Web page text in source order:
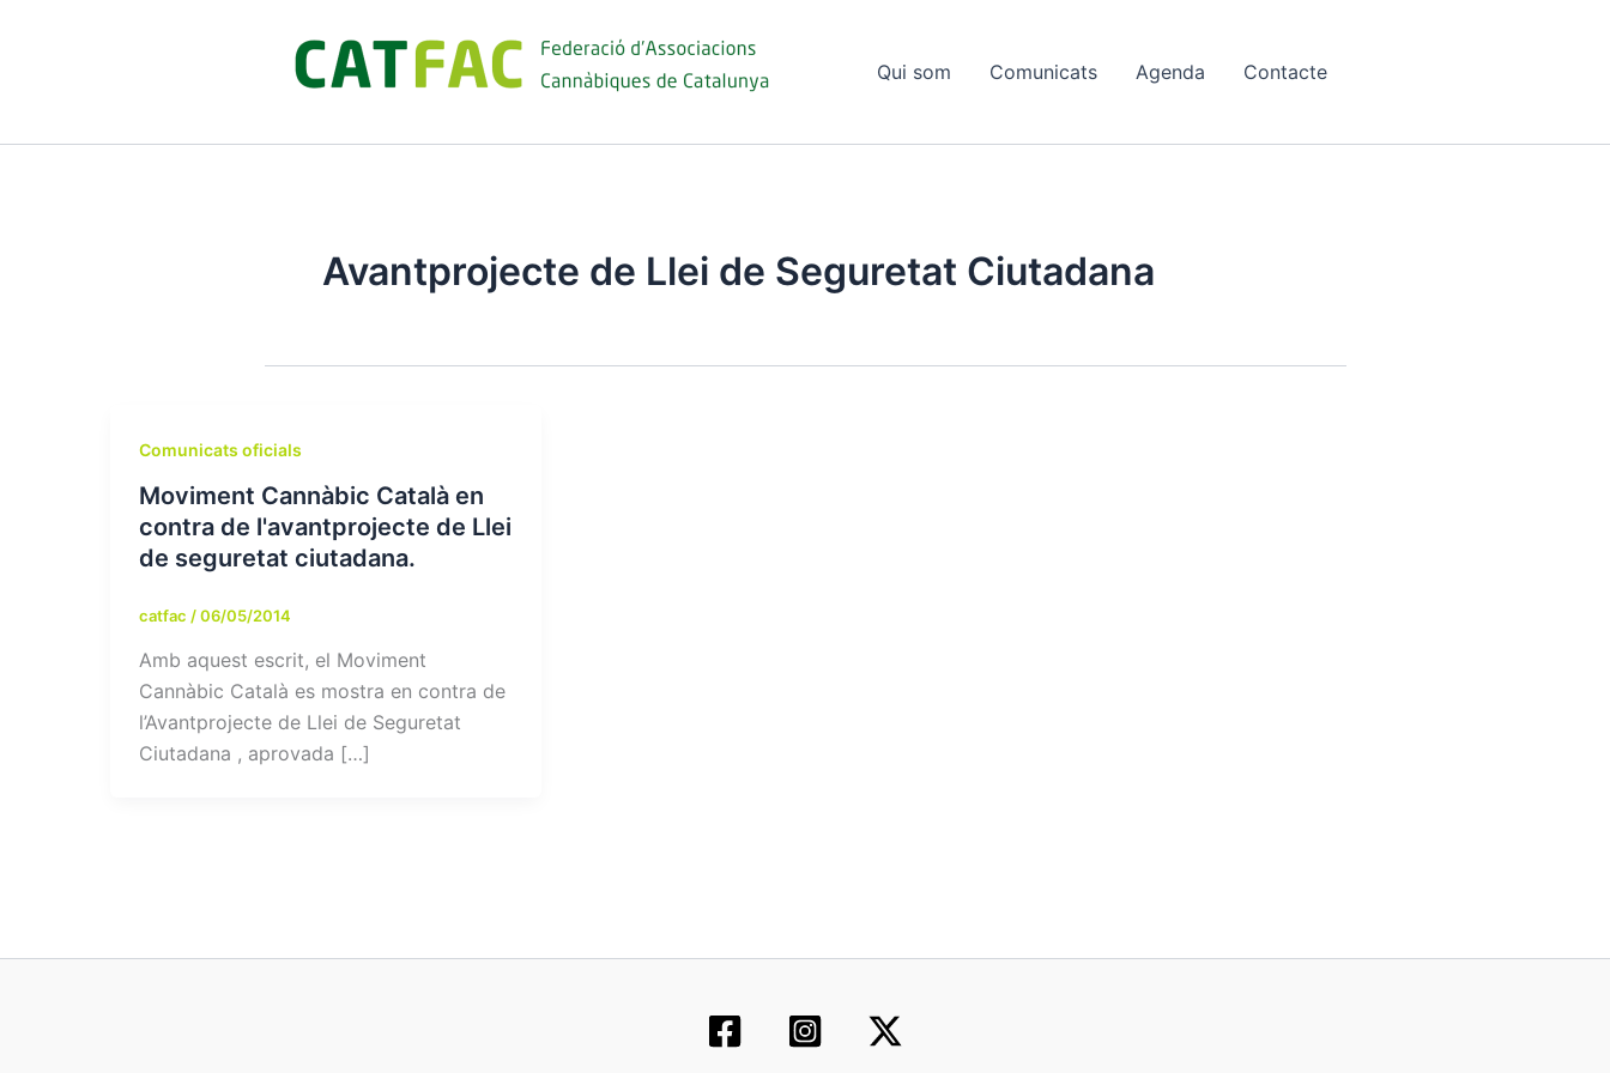
Qui som Comunicats Agenda Contacte
Avantprojecte de Llei de Seguretat Ciutadana
Comunicats oficials
Moviment Cannàbic Català en
contra de l'avantprojecte de Llei
de seguretat ciutadana.
catfac /06/05/2014
Amb aquest escrit, el Moviment
Cannàbic Català es mostra en contra de
l’Avantprojecte de Llei de Seguretat
Ciutadana , aprovada […]